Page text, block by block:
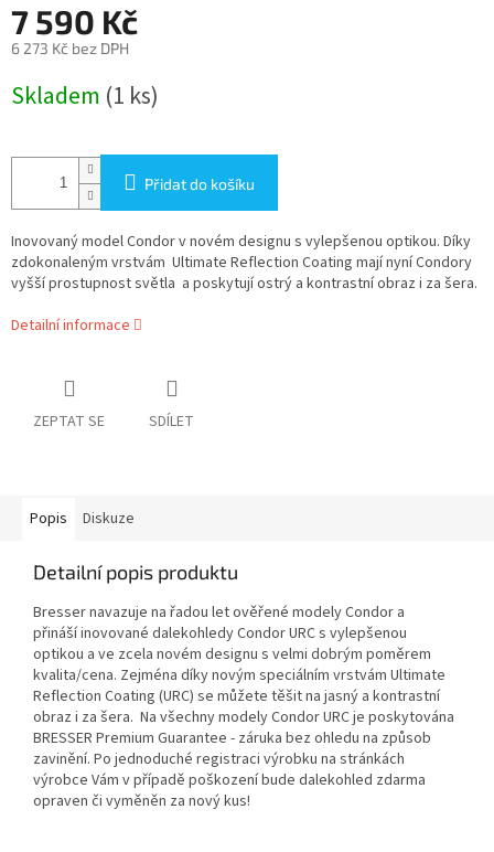
7 590 Kč
6 273 Kč bez DPH
cena:
Skladem (1 ks)
Přidat do košíku
Inovovaný model Condor v novém designu s vylepšenou optikou. Díky
zdokonaleným vrstvám Ultimate Reflection Coating mají nyní Condory
vyšší prostupnost světla a poskytují ostrý a kontrastní obraz i za šera.
Detailní informace
ZEPTAT SE SDÍLET
Popis Diskuze
Detailní popis produktu
Bresser navazuje na řadou let ověřené modely Condor a
přináší inovované dalekohledy Condor URC s vylepšenou
optikou a ve zcela novém designu s velmi dobrým poměrem
kvalita/cena. Zejména díky novým speciálním vrstvám Ultimate
Reflection Coating (URC) se můžete těšit na jasný a kontrastní
obraz i za šera. Na všechny modely Condor URC je poskytována
BRESSER Premium Guarantee - záruka bez ohledu na způsob
zavinění. Po jednoduché registraci výrobku na stránkách
výrobce Vám v případě poškození bude dalekohled zdarma
opraven či vyměněn za nový kus!